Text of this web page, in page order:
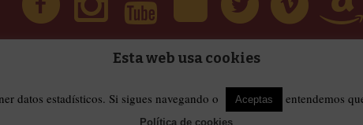
Esta web usa cookies
datos estadísticos. Si sigues navegando o Aceptas entendemos
Política de cookies